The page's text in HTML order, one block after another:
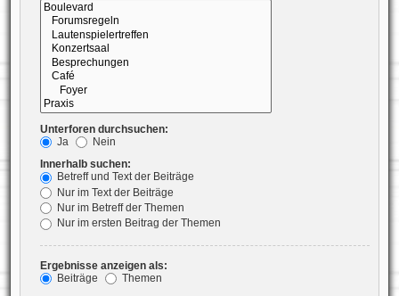
Unterforen durchsuchen:
Ja
Nein
Innerhalb suchen:
Betreff und Text der Beiträge
Nur im Text der Beiträge
Nur im Betreff der Themen
Nur im ersten Beitrag der Themen
Ergebnisse anzeigen als:
Beiträge
Themen